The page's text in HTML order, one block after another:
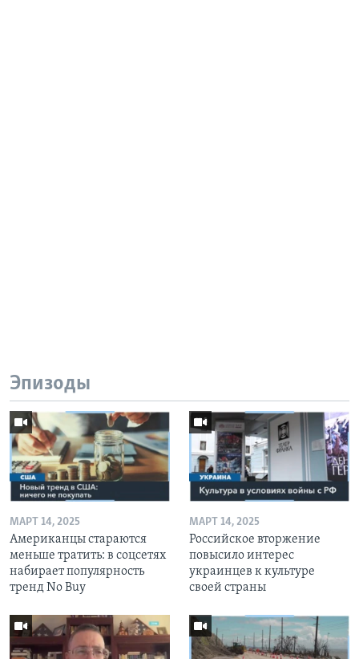
Эпизоды
МАРТ 14, 2025
Американцы стараются
меньше тратить: в соцсетях
набирает популярность
тренд No Buy
МАРТ 14, 2025
Российское вторжение
повысило интерес
украинцев к культуре
своей страны